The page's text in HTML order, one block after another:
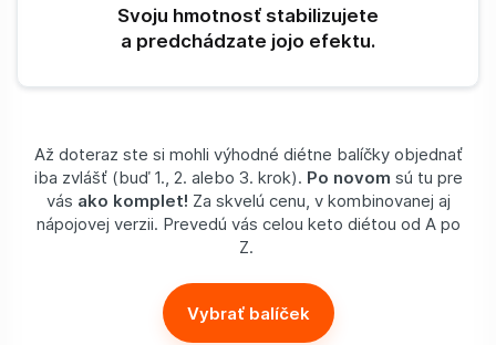
Svoju hmotnosť stabilizujete
a predchádzate jojo efektu.
Až doteraz ste si mohli výhodné diétne balíčky objednať
iba zvlášť (buď 1., 2. alebo 3. krok). Po novom sú tu pre
vás ako komplet! Za skvelú cenu, v kombinovanej aj
nápojovej verzii. Prevedú vás celou keto diétou od A po
Z.
Vybrať balíček